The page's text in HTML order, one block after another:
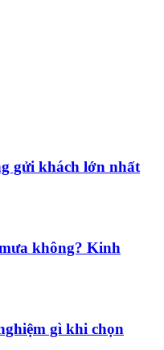
gửi khách lớn nhất
không? Kinh
gì khi chọn